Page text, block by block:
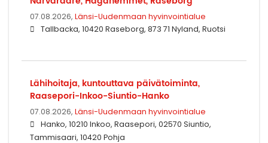
07.08.2026, Länsi-Uudenmaan hyvinvointialue
Tallbacka, 10420 Raseborg, 873 71 Nyland, Ruotsi
Lähihoitaja, kuntouttava päivätoiminta,
Raasepori-Inkoo-Siuntio-Hanko
07.08.2026, Länsi-Uudenmaan hyvinvointialue
Hanko, 10210 Inkoo, Raasepori, 02570 Siuntio,
Tammisaari, 10420 Pohja